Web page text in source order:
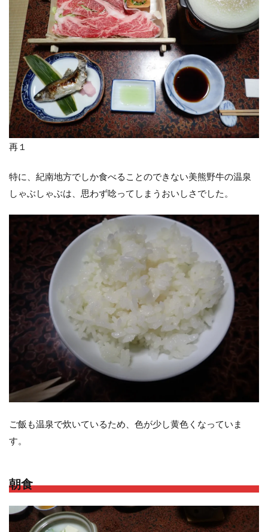
再１
特に、紀南地方でしか食べることのできない美熊野牛の温泉
しゃぶしゃぶは、思わず唸ってしまうおいしさでした。
ご飯も温泉で炊いているため、色が少し黄色くなっていま
す。
朝食